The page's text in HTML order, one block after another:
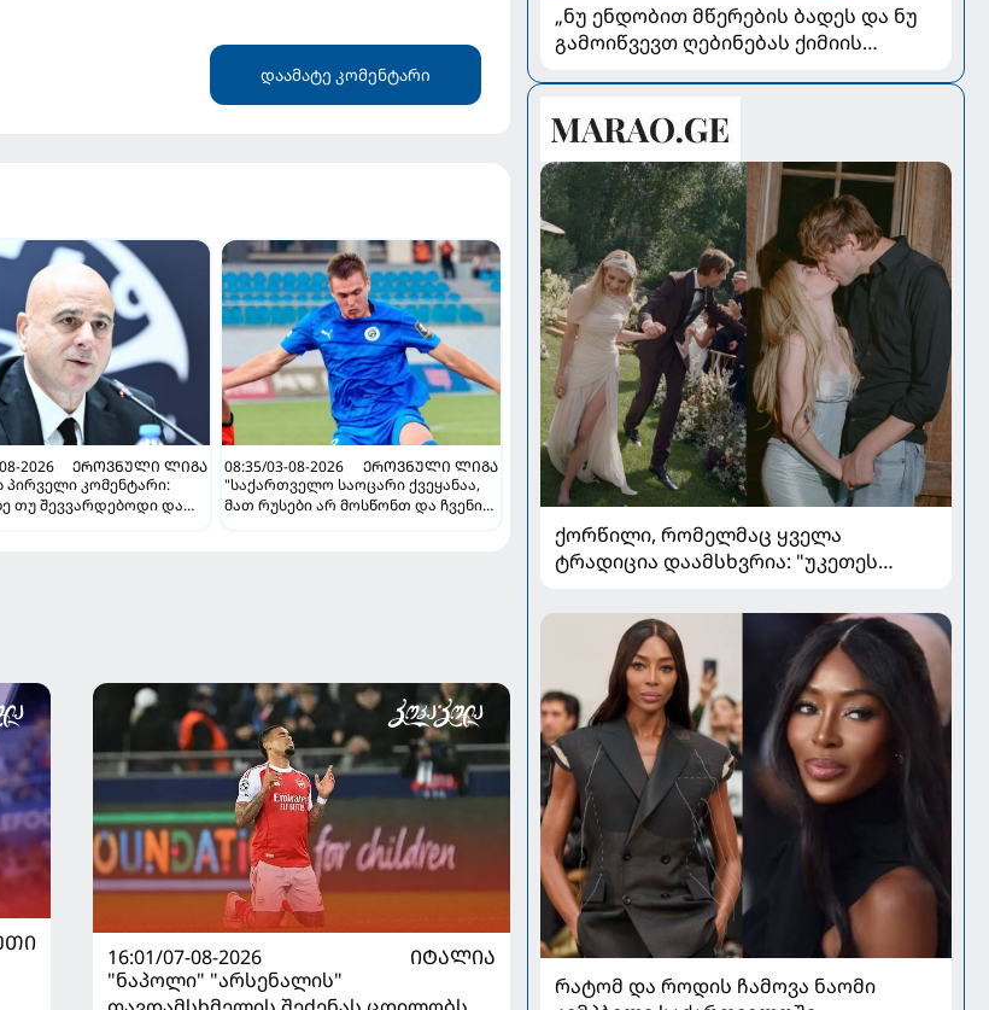
დაამატე კომენტარი
2026
ᲔᲠᲝᲕᲜᲣᲚᲘ ᲚᲘᲒᲐ
პირველი კომენტარი:
თუ შევვარდებოდი და
08:35/03-08-2026
ᲔᲠᲝᲕᲜᲣᲚᲘ ᲚᲘᲒᲐ
"საქართველო საოცარი ქვეყანაა,
მათ რუსები არ მოსწონთ და ჩვენი
16:01/07-08-2026
ᲘᲢᲐᲚᲘᲐ
"ნაპოლი" "არსენალის"
„ნუ ენდობით მწერების ბადეს და ნუ
გამოიწვევთ ღებინებას ქიმიის
პედიატრ სალომე ახვლედიანის
რჩევები
ქორწილი, რომელმაც ყველა
ტრადიცია დაამსხვრია: "უკეთეს
რატომ და როდის ჩამოვა ნაომი